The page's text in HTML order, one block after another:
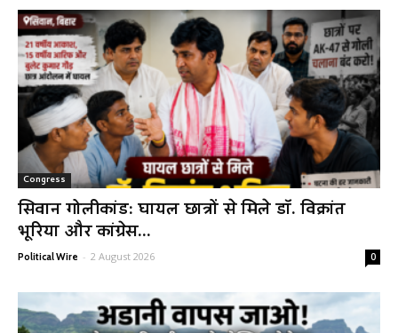
Congress
सिवान गोलीकांड: घायल छात्रों से मिले डॉ. विक्रांत
भूरिया और कांग्रेस...
Political Wire - 2 August 2026 0